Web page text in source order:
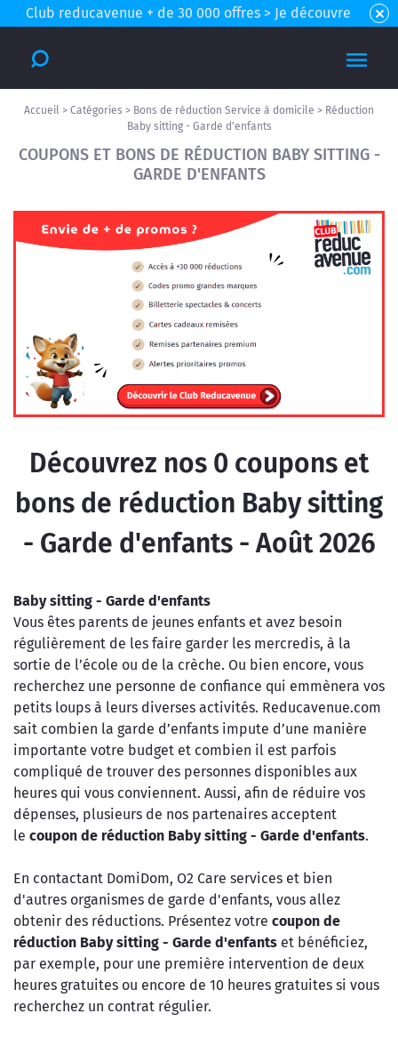
Club reducavenue + de 30 000 offres > Je découvre
Accueil > Catégories > Bons de réduction Service à domicile > Réduction
Baby sitting - Garde d'enfants
COUPONS ET BONS DE RÉDUCTION BABY SITTING -
GARDE D'ENFANTS
Découvrez nos 0 coupons et
bons de réduction Baby sitting
- Garde d'enfants - Août 2026
Baby sitting - Garde d'enfants
Vous êtes parents de jeunes enfants et avez besoin
régulièrement de les faire garder les mercredis, à la
sortie de l’école ou de la crèche. Ou bien encore, vous
recherchez une personne de confiance qui emmènera vos
petits loups à leurs diverses activités. Reducavenue.com
sait combien la garde d’enfants impute d’une manière
importante votre budget et combien il est parfois
compliqué de trouver des personnes disponibles aux
heures qui vous conviennent. Aussi, afin de réduire vos
dépenses, plusieurs de nos partenaires acceptent
le coupon de réduction Baby sitting - Garde d'enfants.
En contactant DomiDom, O2 Care services et bien
d'autres organismes de garde d'enfants, vous allez
obtenir des réductions. Présentez votre coupon de
réduction Baby sitting - Garde d'enfants et bénéficiez,
par exemple, pour une première intervention de deux
heures gratuites ou encore de 10 heures gratuites si vous
recherchez un contrat régulier.